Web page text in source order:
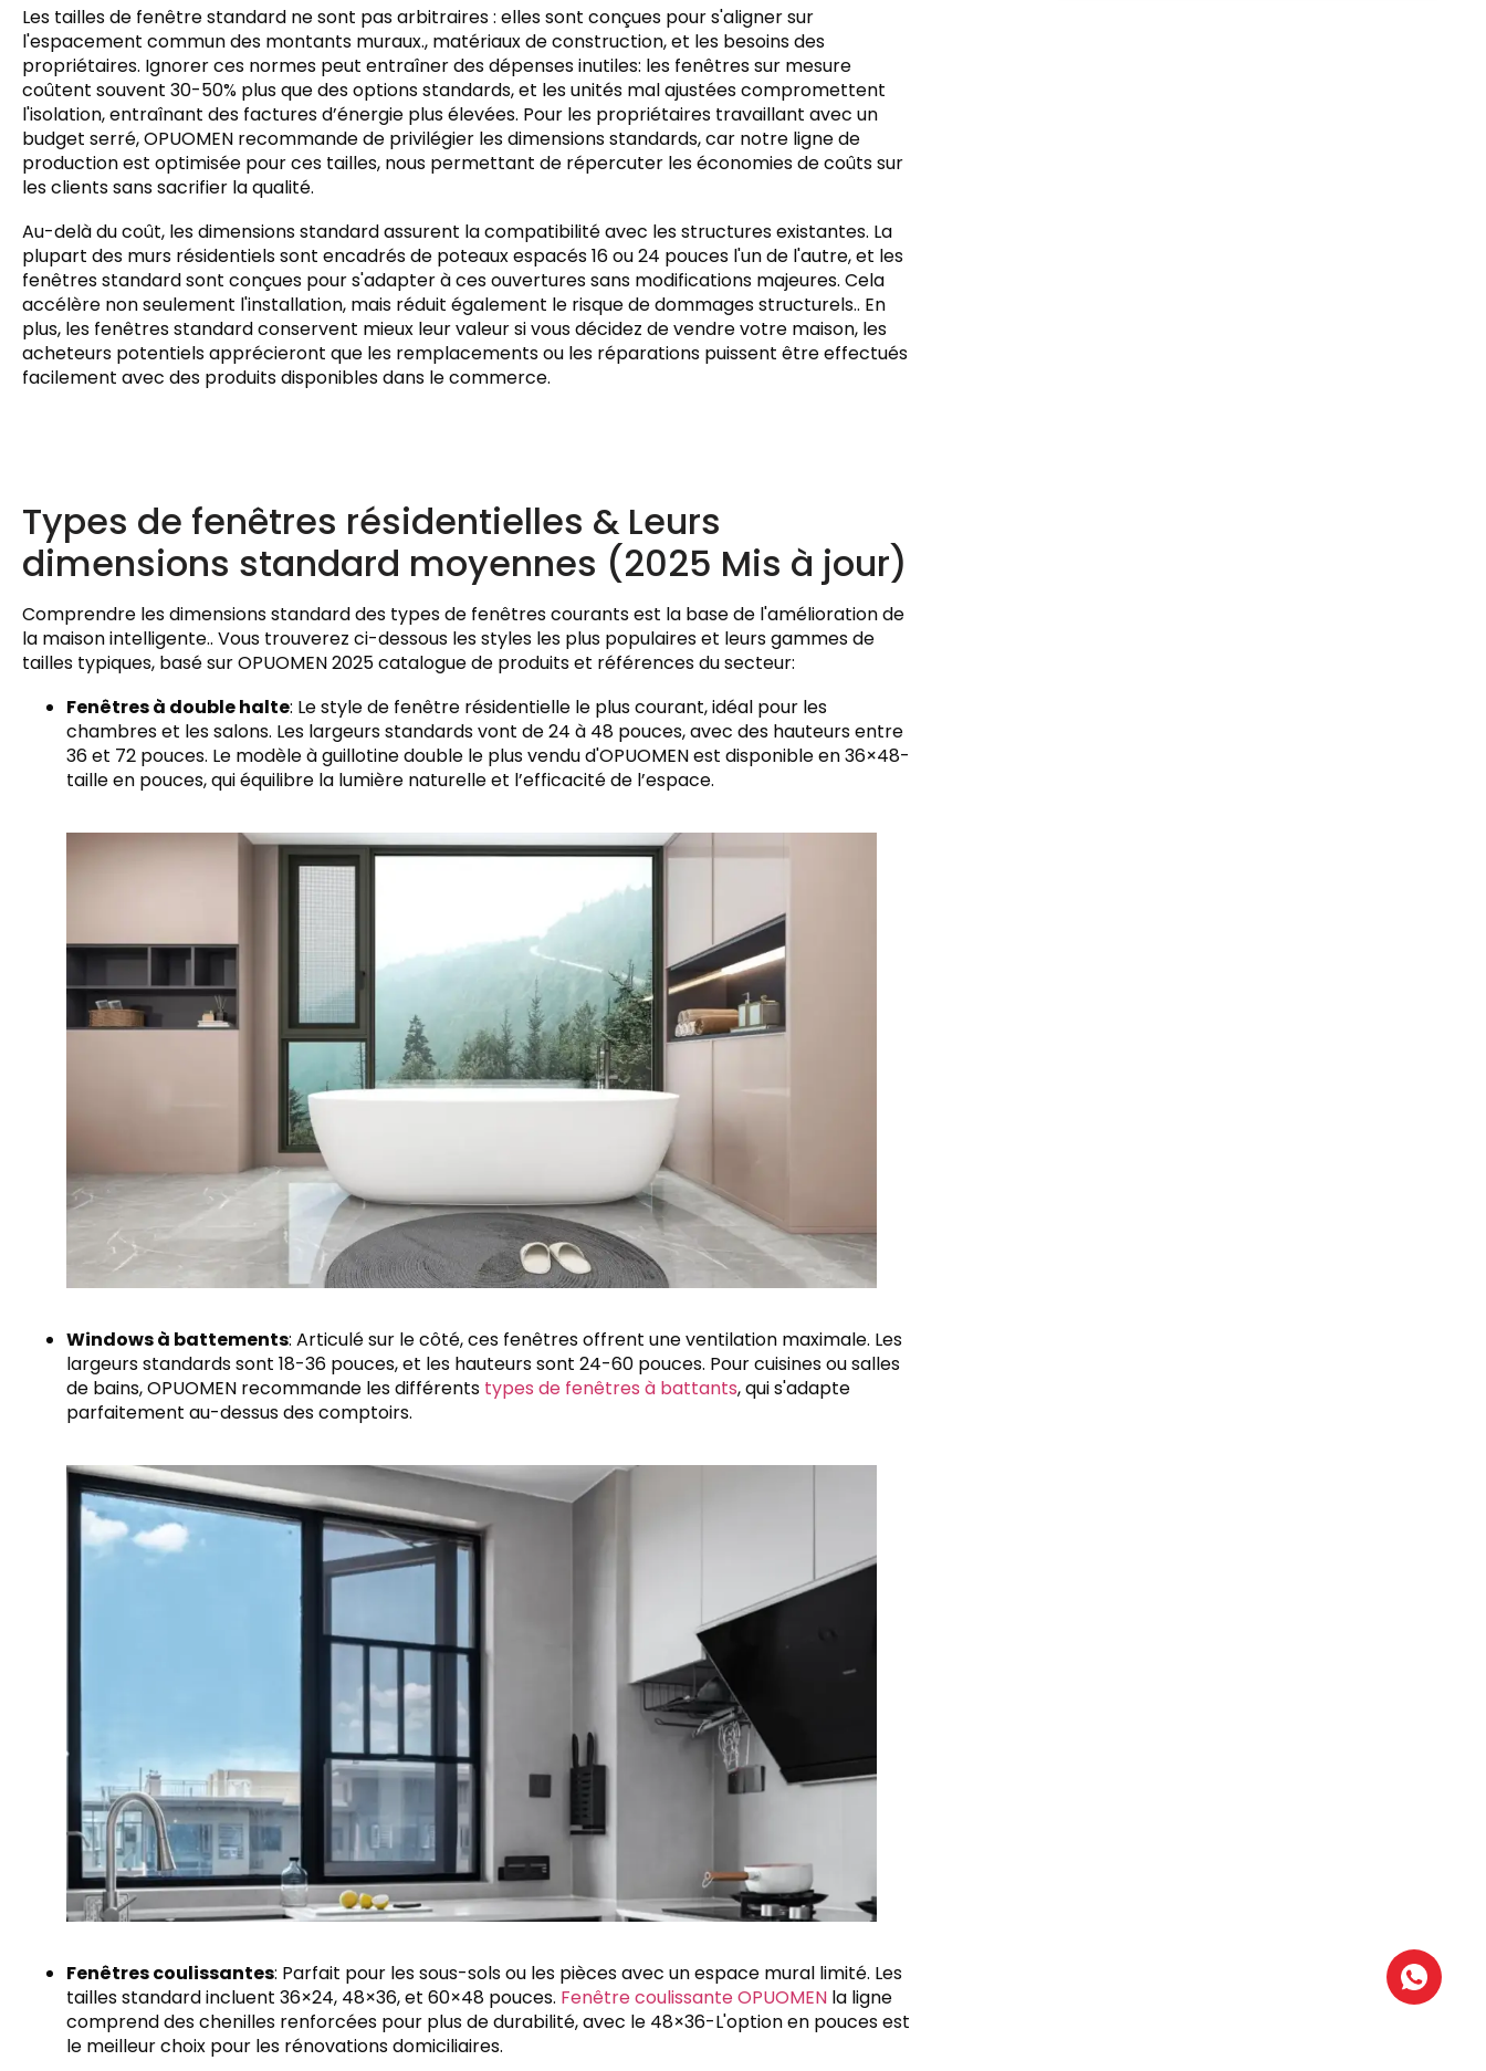
Les tailles de fenêtre standard ne sont pas arbitraires : elles sont conçues pour s'aligner sur
l'espacement commun des montants muraux., matériaux de construction, et les besoins des
propriétaires. Ignorer ces normes peut entraîner des dépenses inutiles: les fenêtres sur mesure
coûtent souvent 30-50% plus que des options standards, et les unités mal ajustées compromettent
l'isolation, entraînant des factures d’énergie plus élevées. Pour les propriétaires travaillant avec un
budget serré, OPUOMEN recommande de privilégier les dimensions standards, car notre ligne de
production est optimisée pour ces tailles, nous permettant de répercuter les économies de coûts sur
les clients sans sacrifier la qualité.
Au-delà du coût, les dimensions standard assurent la compatibilité avec les structures existantes. La
plupart des murs résidentiels sont encadrés de poteaux espacés 16 ou 24 pouces l'un de l'autre, et les
fenêtres standard sont conçues pour s'adapter à ces ouvertures sans modifications majeures. Cela
accélère non seulement l'installation, mais réduit également le risque de dommages structurels.. En
plus, les fenêtres standard conservent mieux leur valeur si vous décidez de vendre votre maison, les
acheteurs potentiels apprécieront que les remplacements ou les réparations puissent être effectués
facilement avec des produits disponibles dans le commerce.
Types de fenêtres résidentielles & Leurs
dimensions standard moyennes (2025 Mis à jour)
Comprendre les dimensions standard des types de fenêtres courants est la base de l'amélioration de
la maison intelligente.. Vous trouverez ci-dessous les styles les plus populaires et leurs gammes de
tailles typiques, basé sur OPUOMEN 2025 catalogue de produits et références du secteur:
Fenêtres à double halte: Le style de fenêtre résidentielle le plus courant, idéal pour les
chambres et les salons. Les largeurs standards vont de 24 à 48 pouces, avec des hauteurs entre
36 et 72 pouces. Le modèle à guillotine double le plus vendu d'OPUOMEN est disponible en 36×48-
taille en pouces, qui équilibre la lumière naturelle et l’efficacité de l’espace.
Windows à battements: Articulé sur le côté, ces fenêtres offrent une ventilation maximale. Les
largeurs standards sont 18-36 pouces, et les hauteurs sont 24-60 pouces. Pour cuisines ou salles
de bains, OPUOMEN recommande les différents types de fenêtres à battants, qui s'adapte
parfaitement au-dessus des comptoirs.
Fenêtres coulissantes: Parfait pour les sous-sols ou les pièces avec un espace mural limité. Les
tailles standard incluent 36×24, 48×36, et 60×48 pouces. Fenêtre coulissante OPUOMEN la ligne
comprend des chenilles renforcées pour plus de durabilité, avec le 48×36-L'option en pouces est
le meilleur choix pour les rénovations domiciliaires.